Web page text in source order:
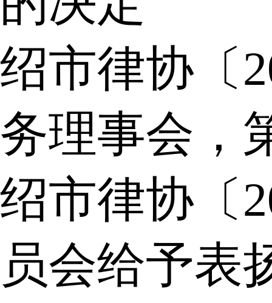
绍市律协〔
务理事会，
绍市律协〔
员会给予表